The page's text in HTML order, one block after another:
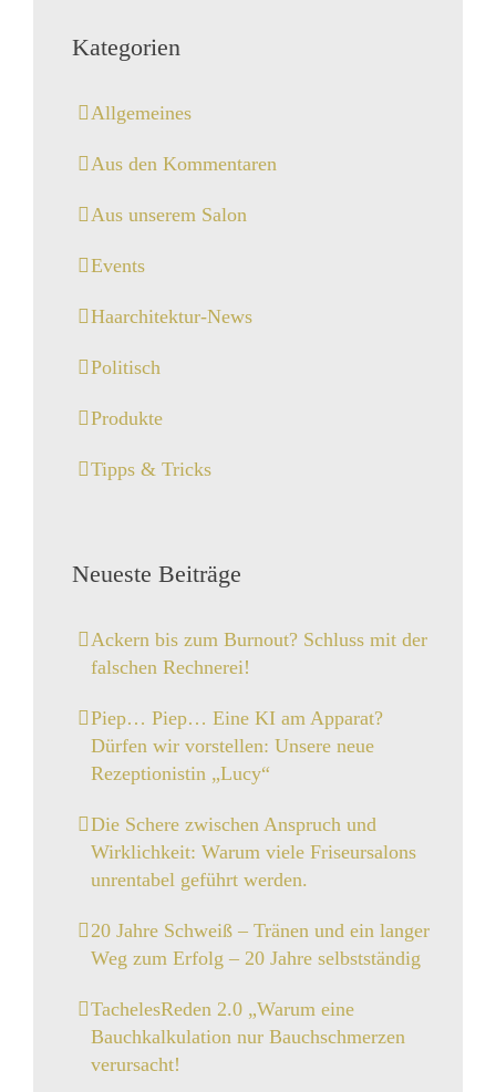
Kategorien
Allgemeines
Aus den Kommentaren
Aus unserem Salon
Events
Haarchitektur-News
Politisch
Produkte
Tipps & Tricks
Neueste Beiträge
Ackern bis zum Burnout? Schluss mit der
falschen Rechnerei!
Piep… Piep… Eine KI am Apparat?
Dürfen wir vorstellen: Unsere neue
Rezeptionistin „Lucy“
Die Schere zwischen Anspruch und
Wirklichkeit: Warum viele Friseursalons
unrentabel geführt werden.
20 Jahre Schweiß – Tränen und ein langer
Weg zum Erfolg – 20 Jahre selbstständig
TachelesReden 2.0 „Warum eine
Bauchkalkulation nur Bauchschmerzen
verursacht!